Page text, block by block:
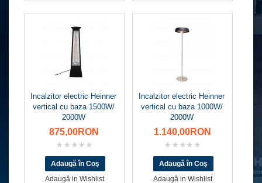
Incalzitor electric Heinner
vertical cu baza 1500W/
2000W
875,00RON
Adaugă in Wishlist
Incalzitor electric Heinner
vertical cu baza 1000W/
2000W
1.140,00RON
Adaugă in Wishlist